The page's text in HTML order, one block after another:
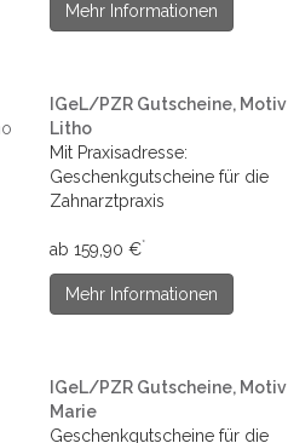
Mehr Informationen
IGeL/PZR Gutscheine, Motiv
Litho
Mit Praxisadresse:
Geschenkgutscheine für die
Zahnarztpraxis
ab 159,90 €*
Mehr Informationen
IGeL/PZR Gutscheine, Motiv
Marie
Geschenkgutscheine für die